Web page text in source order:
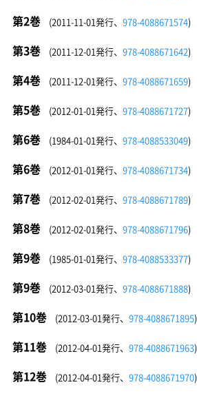
第2巻 (2011-11-01発行、 978-4088671574)
第3巻 (2011-12-01発行、 978-4088671642)
第4巻 (2011-12-01発行、 978-4088671659)
第5巻 (2012-01-01発行、 978-4088671727)
第6巻 (1984-01-01発行、 978-4088533049)
第6巻 (2012-01-01発行、 978-4088671734)
第7巻 (2012-02-01発行、 978-4088671789)
第8巻 (2012-02-01発行、 978-4088671796)
第9巻 (1985-01-01発行、 978-4088533377)
第9巻 (2012-03-01発行、 978-4088671888)
第10巻 (2012-03-01発行、 978-4088671895)
第11巻 (2012-04-01発行、 978-4088671963)
第12巻 (2012-04-01発行、 978-4088671970)